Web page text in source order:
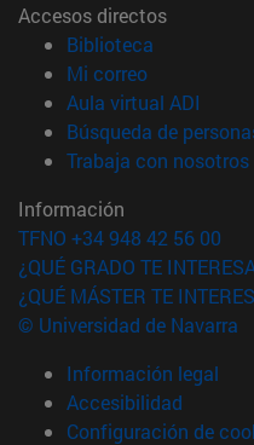
Accesos directos
Biblioteca
Mi correo(abre en
Aula virtual ADI
Búsqueda de
Trabaja con nosotros
Información
TFNO +34 948 42 56 00
¿QUÉ GRADO TE
¿QUÉ MÁSTER TE
© Universidad de Navarra
Información legal
Accesibilidad
Configuración de